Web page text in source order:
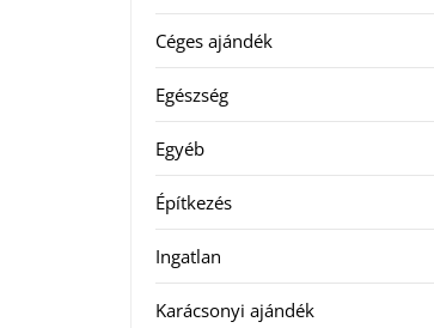
Céges ajándék
Egészség
Egyéb
Építkezés
Ingatlan
Karácsonyi ajándék